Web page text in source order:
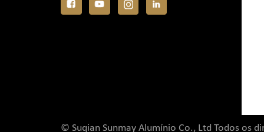
© Suqian Sunmay Alumínio Co., Ltd Todos os